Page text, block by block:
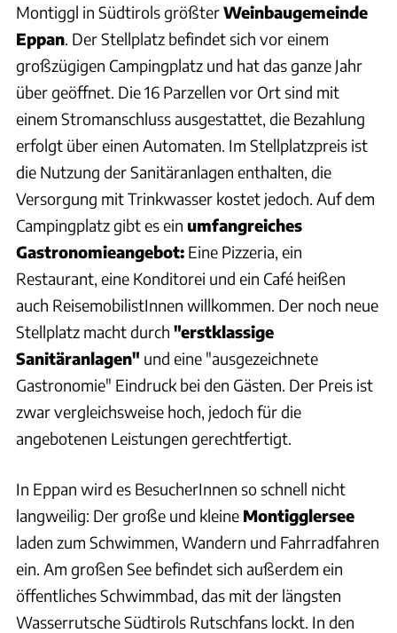
Montiggl in Südtirols größterWeinbaugemeinde
Eppan. Der Stellplatz befindet sich vor einem
großzügigen Campingplatz und hat das ganze Jahr
über geöffnet. Die 16 Parzellen vor Ort sind mit
einem Stromanschluss ausgestattet, die Bezahlung
erfolgt über einen Automaten. Im Stellplatzpreis ist
die Nutzung der Sanitäranlagen enthalten, die
Versorgung mit Trinkwasser kostet jedoch. Auf dem
Campingplatz gibt es ein umfangreiches
Gastronomieangebot: Eine Pizzeria, ein
Restaurant, eine Konditorei und ein Café heißen
auch ReisemobilistInnen willkommen. Der noch neue
Stellplatz macht durch "erstklassige
Sanitäranlagen" und eine "ausgezeichnete
Gastronomie" Eindruck bei den Gästen. Der Preis ist
zwar vergleichsweise hoch, jedoch für die
angebotenen Leistungen gerechtfertigt.
In Eppan wird es BesucherInnen so schnell nicht
langweilig: Der große und kleine Montigglersee
laden zum Schwimmen, Wandern und Fahrradfahren
ein. Am großen See befindet sich außerdem ein
öffentliches Schwimmbad, das mit der längsten
Wasserrutsche Südtirols Rutschfans lockt. In den